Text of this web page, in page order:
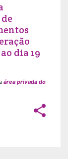
dia 19
área privada do
share